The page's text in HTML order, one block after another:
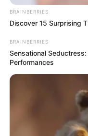
BRAINBERRIES
Discover 15 Surprising
BRAINBERRIES
Sensational
Performances